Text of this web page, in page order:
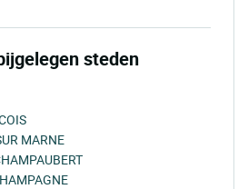
steden
MARNE